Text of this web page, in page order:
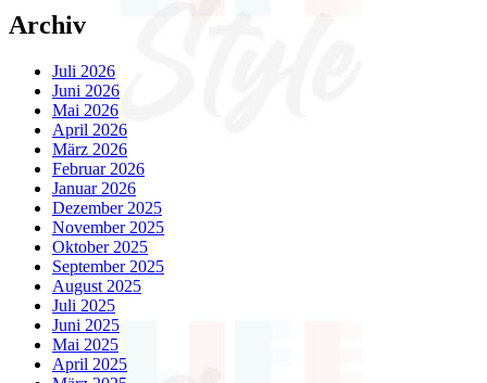
Archiv
Juli 2026
Juni 2026
Mai 2026
April 2026
März 2026
Februar 2026
Januar 2026
Dezember 2025
November 2025
Oktober 2025
September 2025
August 2025
Juli 2025
Juni 2025
Mai 2025
April 2025